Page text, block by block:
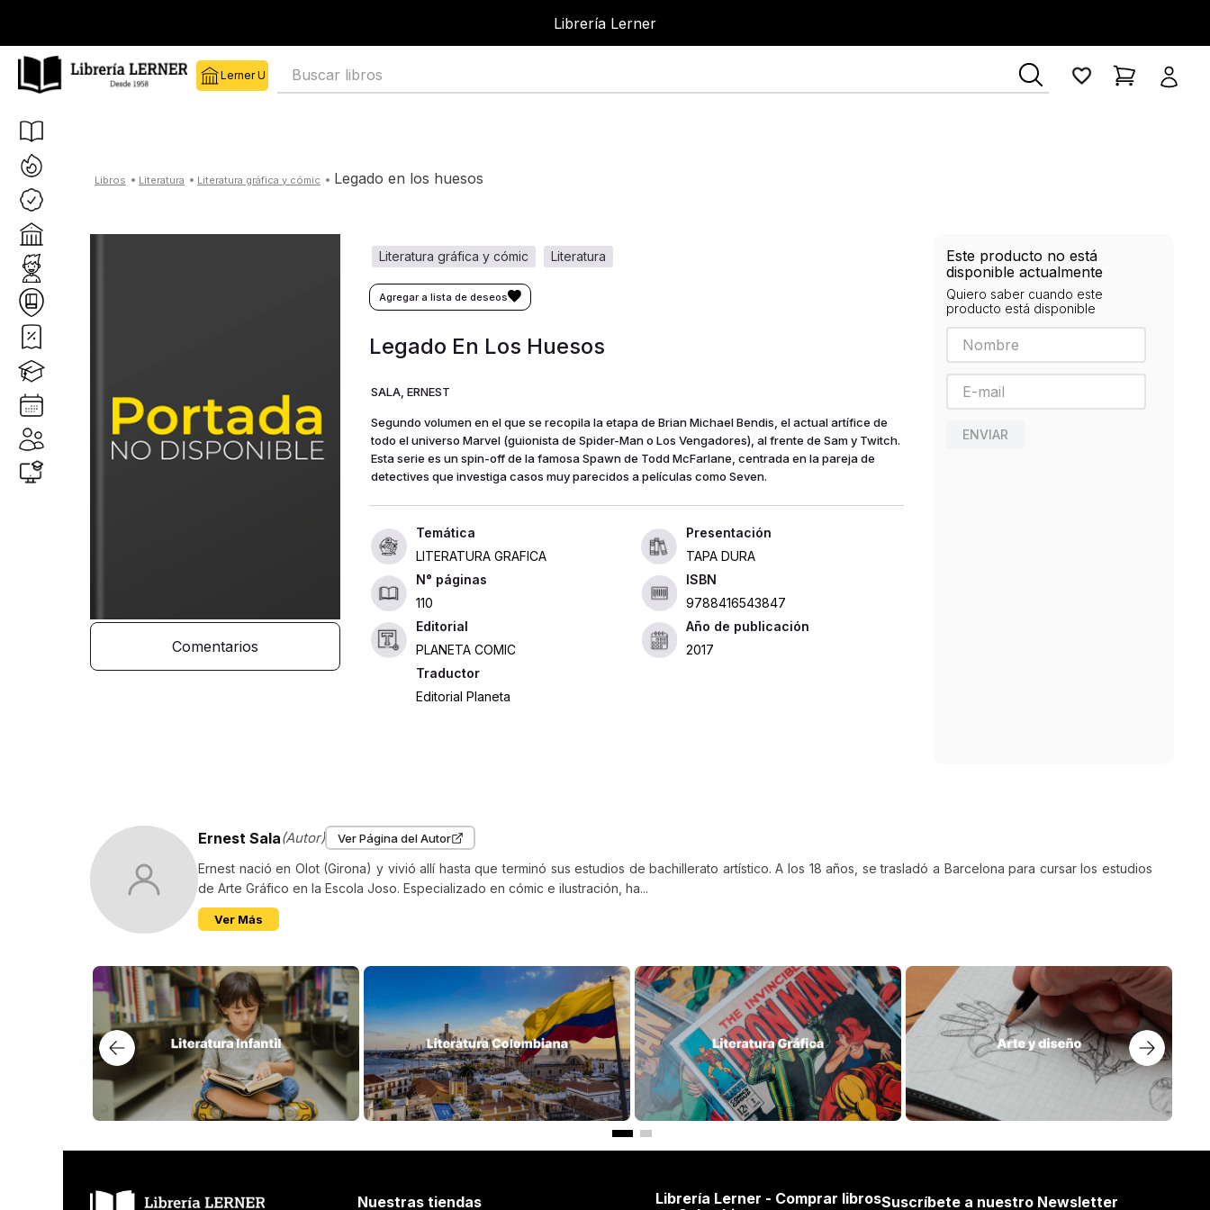
Librería Lerner
Buscar libros
literatura literatura gráfica y cómic legado en los huesos
Comentarios
literatura
literatura gráfica y cómic
Legado En Los Huesos
SALA, ERNEST
Segundo volumen en el que se recopila la etapa de Brian Michael Bendis, el actual artífice de
todo el universo Marvel (guionista de Spider-Man o Los Vengadores), al frente de Sam y Twitch.
Esta serie es un spin-off de la famosa Spawn de Todd McFarlane, centrada en la pareja de
detectives que investiga casos muy parecidos a películas como Seven.
LITERATURA GRAFICA
Presentación
TAPA DURA
110
ISBN
9788416543847
Editorial
PLANETA COMIC
Año de publicación
2017
Traductor
Editorial Planeta
Este producto no está
disponible actualmente
Quiero saber cuando este
producto está disponible
ENVIAR
Ernest Sala(Autor) Ver Página del Autor
Ernest nació en Olot (Girona) y vivió allí hasta que terminó sus estudios de bachillerato artístico. A los 18 años, se trasladó a Barcelona para cursar los estudios
de Arte Gráfico en la Escola Joso. Especializado en cómic e ilustración, ha...
Ver Más
Nuestras tiendas
Librería Lerner - Comprar librosSuscríbete a nuestro Newsletter